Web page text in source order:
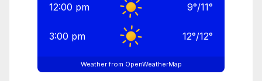
12:00 pm 9°/11°
3:00 pm 12°/12°
Weather from OpenWeatherMap